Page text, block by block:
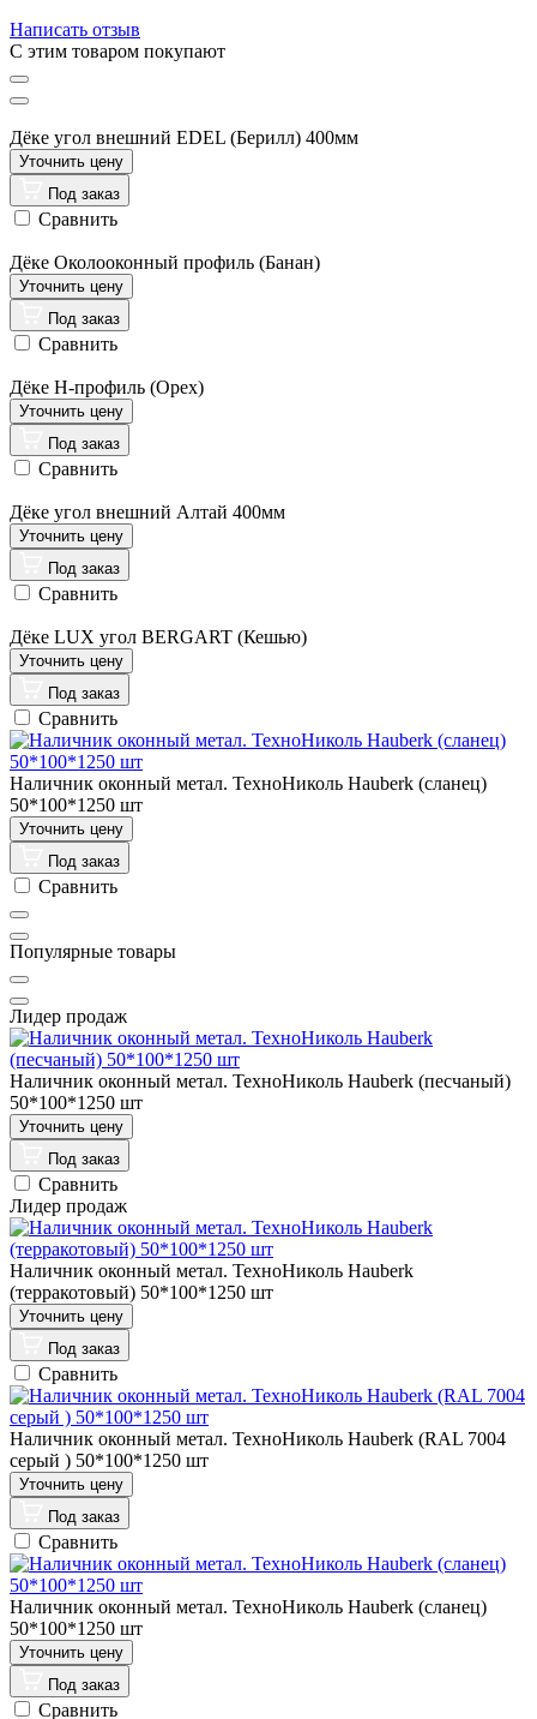
Написать отзыв
C этим товаром покупают
Дёке угол внешний EDEL (Берилл) 400мм
Под заказ
Сравнить
Дёке Околооконный профиль (Банан)
Под заказ
Сравнить
Дёке Н-профиль (Орех)
Под заказ
Сравнить
Дёке угол внешний Алтай 400мм
Под заказ
Сравнить
Дёке LUX угол BERGART (Кешью)
Под заказ
Сравнить
Наличник оконный метал. ТехноНиколь Hauberk (сланец)
50*100*1250 шт
Под заказ
Сравнить
Популярные товары
Лидер продаж
Наличник оконный метал. ТехноНиколь Hauberk (песчаный)
50*100*1250 шт
Под заказ
Сравнить
Лидер продаж
Наличник оконный метал. ТехноНиколь Hauberk
(терракотовый) 50*100*1250 шт
Под заказ
Сравнить
Наличник оконный метал. ТехноНиколь Hauberk (RAL 7004
серый ) 50*100*1250 шт
Под заказ
Сравнить
Наличник оконный метал. ТехноНиколь Hauberk (сланец)
50*100*1250 шт
Под заказ
Сравнить